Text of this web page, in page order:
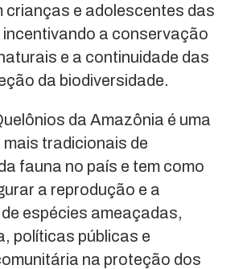
crianças e adolescentes das
a conservação
e a continuidade das
da biodiversidade.
da Amazônia é uma
tradicionais de
fauna no país e tem como
a reprodução e a
espécies ameaçadas,
políticas públicas e
na proteção dos